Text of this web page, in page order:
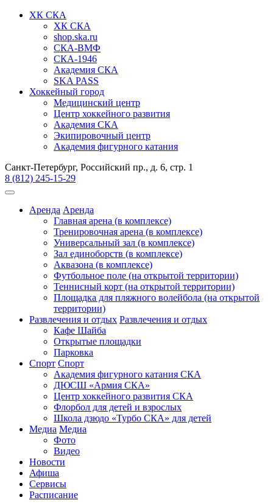
ХК СКА
ХК СКА
shop.ska.ru
СКА-ВМФ
СКА-1946
Академия СКА
SKA PASS
Хоккейный город
Медицинский центр
Центр хоккейного развития
Академия СКА
Экипировочный центр
Академия фигурного катания
Санкт-Петербург, Российский пр., д. 6, стр. 1
8 (812) 245-15-29
Аренда Аренда
Главная арена (в комплексе)
Тренировочная арена (в комплексе)
Универсальный зал (в комплексе)
Зал единоборств (в комплексе)
Аквазона (в комплексе)
Футбольное поле (на открытой территории)
Теннисный корт (на открытой территории)
Площадка для пляжного волейбола (на открытой
территории)
Развлечения и отдых Развлечения и отдых
Кафе Шайба
Открытые площадки
Парковка
Спорт Спорт
Академия фигурного катания СКА
ДЮСШ «Армия СКА»
Центр хоккейного развития СКА
Флорбол для детей и взрослых
Школа дзюдо «Турбо СКА» для детей
Медиа Медиа
Фото
Видео
Новости
Афиша
Сервисы
Расписание